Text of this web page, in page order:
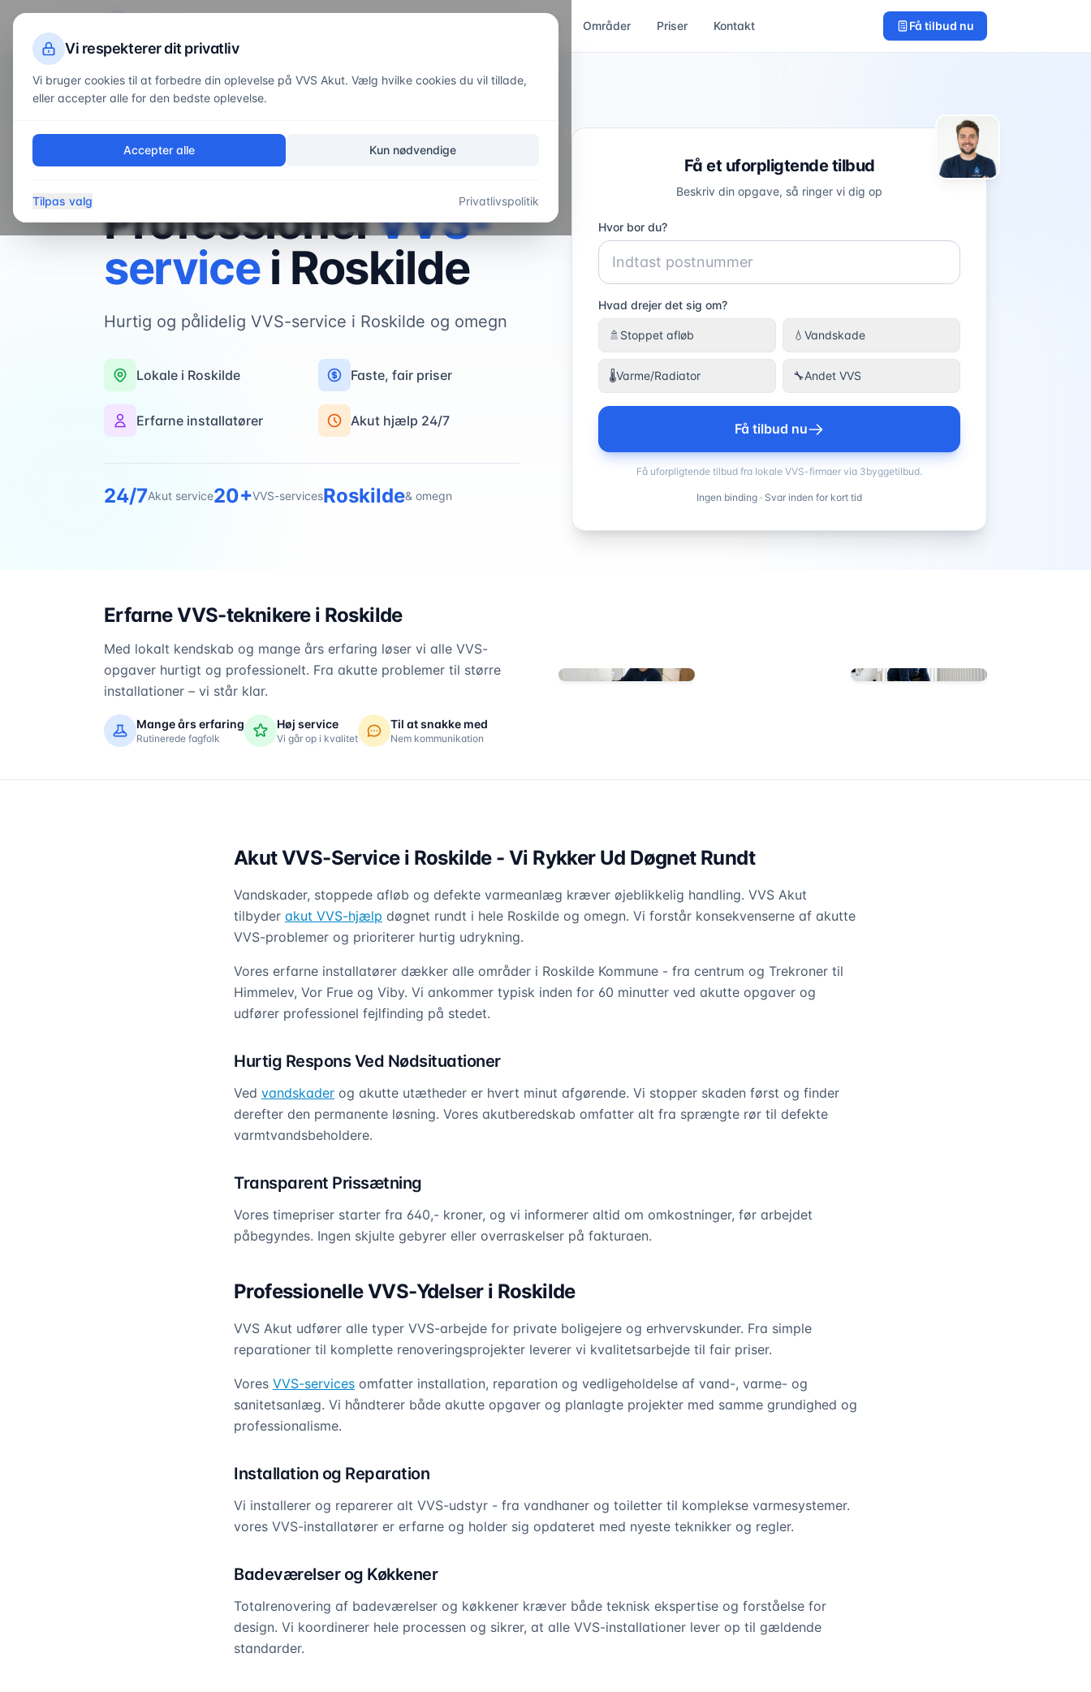
Områder Priser Kontakt Få tilbud nu
Forside/ Områder/Roskilde
VVS-service iRoskilde
ProfessionelVVS-
servicei Roskilde
Hurtig og pålidelig VVS-service i Roskilde og omegn
Lokale i Roskilde Faste, fair priser
Erfarne installatører Akut hjælp 24/7
24/7Akut service20+VVS-servicesRoskilde& omegn
Få et uforpligtende tilbud
Beskriv din opgave, så ringer vi dig op
Hvor bor du?
Hvad drejer det sig om?
🚿 Stoppet afløb 💧 Vandskade
🌡️Varme/Radiator 🔧Andet VVS
Få tilbud nu
Få uforpligtende tilbud fra lokale VVS-firmaer via 3byggetilbud.
Ingen binding · Svar inden for kort tid
Erfarne VVS-teknikere i Roskilde
Med lokalt kendskab og mange års erfaring løser vi alle VVS-
opgaver hurtigt og professionelt. Fra akutte problemer til større
installationer – vi står klar.
Mange års erfaring
Rutinerede fagfolk
Høj service
Vi går op i kvalitet
Til at snakke med
Nem kommunikation
Akut VVS-Service i Roskilde - Vi Rykker Ud Døgnet Rundt
Vandskader, stoppede afløb og defekte varmeanlæg kræver øjeblikkelig handling. VVS Akut
tilbyder akut VVS-hjælp døgnet rundt i hele Roskilde og omegn. Vi forstår konsekvenserne af akutte
VVS-problemer og prioriterer hurtig udrykning.
Vores erfarne installatører dækker alle områder i Roskilde Kommune - fra centrum og Trekroner til
Himmelev, Vor Frue og Viby. Vi ankommer typisk inden for 60 minutter ved akutte opgaver og
udfører professionel fejlfinding på stedet.
Hurtig Respons Ved Nødsituationer
Ved vandskader og akutte utætheder er hvert minut afgørende. Vi stopper skaden først og finder
derefter den permanente løsning. Vores akutberedskab omfatter alt fra sprængte rør til defekte
varmtvandsbeholdere.
Transparent Prissætning
Vores timepriser starter fra 640,- kroner, og vi informerer altid om omkostninger, før arbejdet
påbegyndes. Ingen skjulte gebyrer eller overraskelser på fakturaen.
Professionelle VVS-Ydelser i Roskilde
VVS Akut udfører alle typer VVS-arbejde for private boligejere og erhvervskunder. Fra simple
reparationer til komplette renoveringsprojekter leverer vi kvalitetsarbejde til fair priser.
Vores VVS-services omfatter installation, reparation og vedligeholdelse af vand-, varme- og
sanitetsanlæg. Vi håndterer både akutte opgaver og planlagte projekter med samme grundighed og
professionalisme.
Installation og Reparation
Vi installerer og reparerer alt VVS-udstyr - fra vandhaner og toiletter til komplekse varmesystemer.
vores VVS-installatører er erfarne og holder sig opdateret med nyeste teknikker og regler.
Badeværelser og Køkkener
Totalrenovering af badeværelser og køkkener kræver både teknisk ekspertise og forståelse for
design. Vi koordinerer hele processen og sikrer, at alle VVS-installationer lever op til gældende
standarder.
Vi respekterer dit privatliv
Vi bruger cookies til at forbedre din oplevelse på VVS Akut. Vælg hvilke cookies du vil tillade,
eller accepter alle for den bedste oplevelse.
Accepter alle Kun nødvendige
Tilpas valg Privatlivspolitik